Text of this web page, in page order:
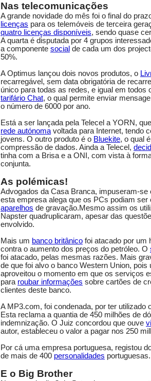
Nas telecomunicações
A grande novidade do mês foi o final do
licenças para os telemóveis de terceira
quatro licenças disponíveis, sendo quase
A quarta é disputada por 4 grupos
a componente social de cada um dos
50%.
A Optimus lançou dois novos produtos, o
recarregável, sem data obrigatória de
único para todas as redes, e igual em todos
tarifário Chat, o qual permite enviar
o número de 6000 por ano.
Está a ser lançada pela Telecel a YORN,
rede autónoma voltada para Internet, tendo
jovens. O outro produto é o Bluekite, o qual
compressão de dados. Ainda a Telecel,
tinha com a Brisa e a ONI, com vista à
conjunta.
As polémicas!
Advogados da Casa Branca, impuseram-se
esta empresa alega que os PCs podiam
aparelhos de gravação.Mesmo assim os
Napster quadruplicaram, apesar das
envolvido.
Mais um banco britânico foi atacado por um
contra o aumento dos preços do petróleo. O
foi atacado, pelas mesmas razões. Mais
de que foi alvo o banco Western Union, pois
aproveitou o momento em que os serviços
para roubar informações sobre cartões de
clientes deste banco.
A MP3.com, foi condenada, por ter utilizado
Esta reclama a quantia de 450 milhões de
indemnização. O Juiz concordou que ouve
autor, estableceu o valor a pagar nos 250
Por cá uma empresa portuguesa, registou
de mais de 400 personalidades portuguesas.
E o Big Brother